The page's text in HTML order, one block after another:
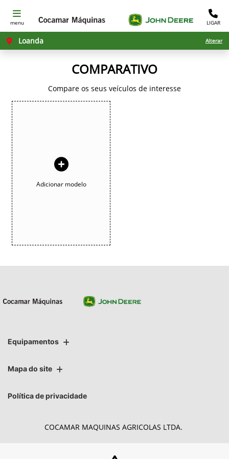
menu LIGAR
Loanda Alterar
COMPARATIVO
Compare os seus veículos de interesse
Adicionar modelo
Equipamentos
Mapa do site
Política de privacidade
COCAMAR MAQUINAS AGRICOLAS LTDA.